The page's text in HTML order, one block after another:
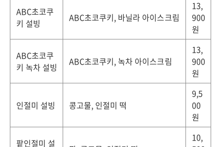
ABC초코쿠
키 설빙
ABC초코쿠키, 바닐라 아이스크림
13,
900
원
ABC초코쿠
키 녹차 설빙
ABC초코쿠키, 녹차 아이스크림
13,
900
원
인절미 설빙 콩고물, 인절미 떡
9,5
00
원
팥인절미 설
10,